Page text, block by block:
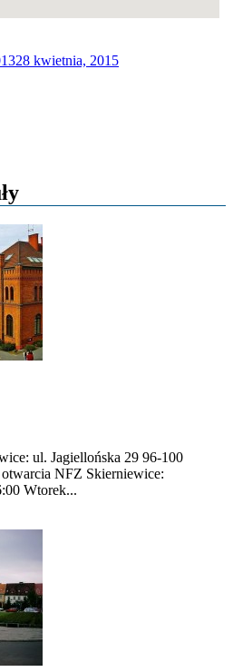
28 kwietnia, 2015
ul. Jagiellońska 29 96-100
NFZ Skierniewice:
Wtorek...